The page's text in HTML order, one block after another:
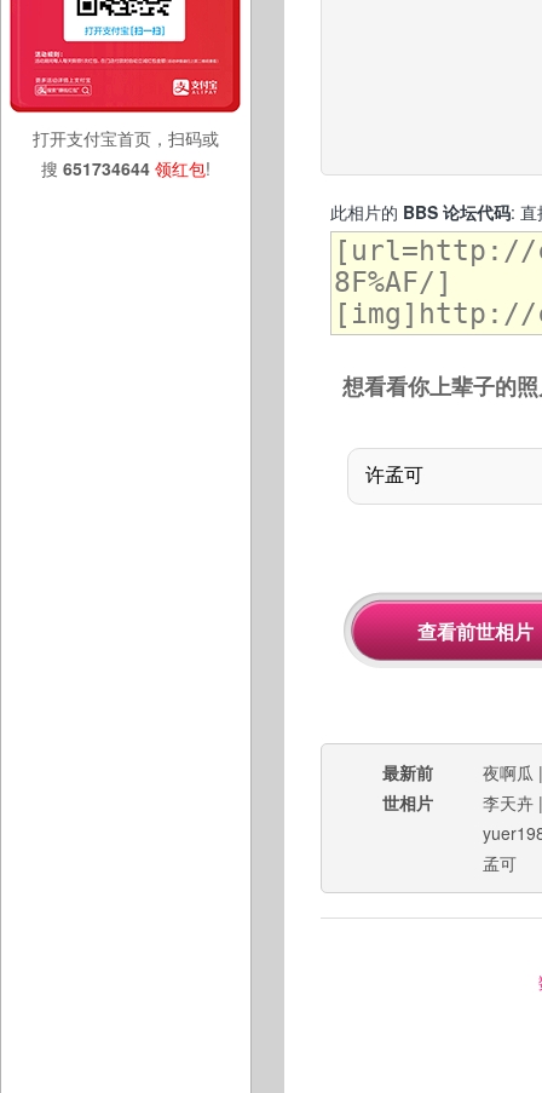
打开支付宝首页，扫码或
搜 651734644 领红包!
此相片的 BBS 论坛代码: 直
想看看你上辈子的
最新前
世相片
夜啊瓜
李天卉
孟可